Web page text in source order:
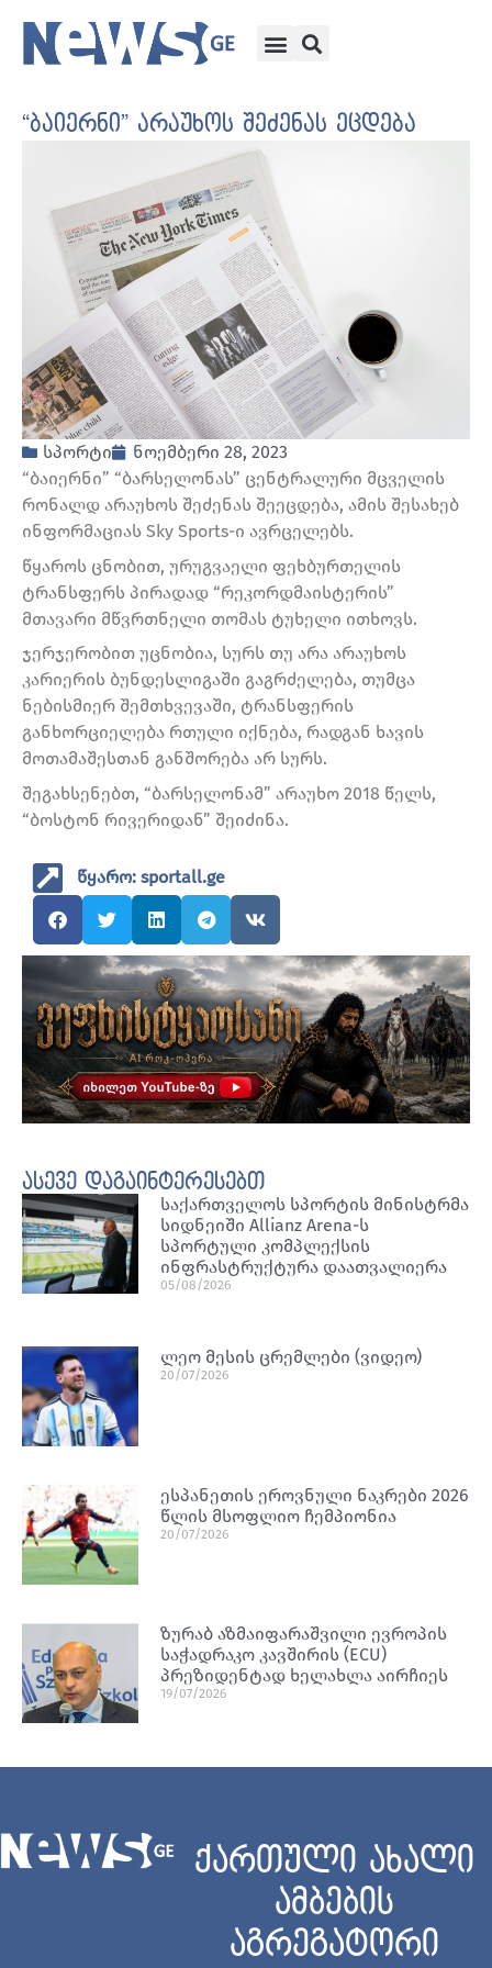
“ბაიერნი” არაუხოს შეძენას ეცდება
სპორტი
ნოემბერი 28, 2023
“ბაიერნი” “ბარსელონას” ცენტრალური მცველის
რონალდ არაუხოს შეძენას შეეცდება, ამის შესახებ
ინფორმაციას Sky Sports-ი ავრცელებს.
წყაროს ცნობით, ურუგვაელი ფეხბურთელის
ტრანსფერს პირადად “რეკორდმაისტერის”
მთავარი მწვრთნელი თომას ტუხელი ითხოვს.
ჯერჯერობით უცნობია, სურს თუ არა არაუხოს
კარიერის ბუნდესლიგაში გაგრძელება, თუმცა
ნებისმიერ შემთხვევაში, ტრანსფერის
განხორციელება რთული იქნება, რადგან ხავის
მოთამაშესთან განშორება არ სურს.
შეგახსენებთ, “ბარსელონამ” არაუხო 2018 წელს,
“ბოსტონ რივერიდან” შეიძინა.
წყარო: sportall.ge
ასევე დაგაინტერესებთ
საქართველოს სპორტის მინისტრმა
სიდნეიში Allianz Arena-ს
სპორტული კომპლექსის
ინფრასტრუქტურა დაათვალიერა
05/08/2026
ლეო მესის ცრემლები (ვიდეო)
20/07/2026
ესპანეთის ეროვნული ნაკრები 2026
წლის მსოფლიო ჩემპიონია
20/07/2026
ზურაბ აზმაიფარაშვილი ევროპის
საჭადრაკო კავშირის (ECU)
პრეზიდენტად ხელახლა აირჩიეს
19/07/2026
ქართული ახალი
ამბების
აგრეგატორი